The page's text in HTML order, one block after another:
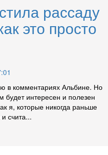
рассаду
это просто
в комментариях Альбине. Но
интересен и полезен
я, которые никогда раньше
счита...